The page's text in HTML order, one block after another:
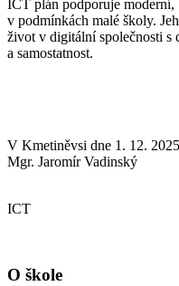
ICT plán podporuje moderní,
v podmínkách malé školy.
život v digitální společnosti s
a samostatnost.
V Kmetiněvsi
Mgr. Jaromír Vadinský
ICT
O škole